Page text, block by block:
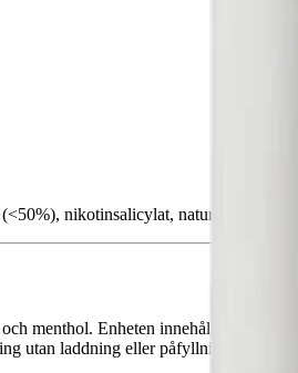
nikotinsalicylat, naturliga och
menthol. Enheten innehåller 2 ml e-
utan laddning eller påfyllning.